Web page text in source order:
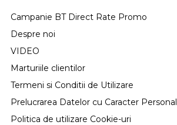
Campanie BT Direct Rate Promo
Despre noi
VIDEO
Marturiile clientilor
Termeni si Conditii de Utilizare
Prelucrarea Datelor cu Caracter Personal
Politica de utilizare Cookie-uri